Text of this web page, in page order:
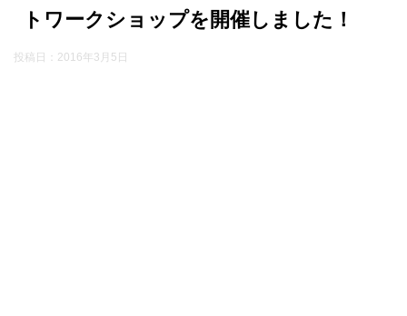
トワークショップを開催しました！
投稿日： 2016年3月5日